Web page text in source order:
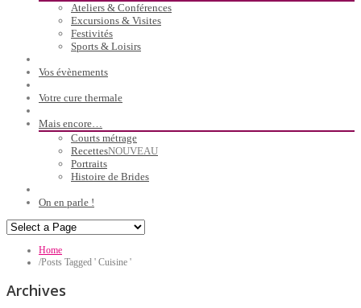
Ateliers & Conférences
Excursions & Visites
Festivités
Sports & Loisirs
Vos évènements
Votre cure thermale
Mais encore…
Courts métrage
RecettesNOUVEAU
Portraits
Histoire de Brides
On en parle !
Home
/Posts Tagged ' Cuisine '
Archives